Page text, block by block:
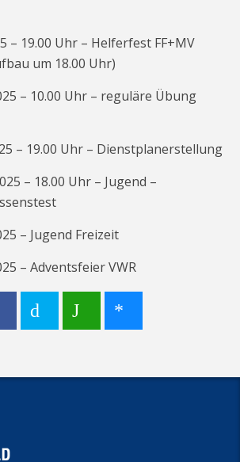
– 19.00 Uhr – Helferfest FF+MV
um 18.00 Uhr)
– 10.00 Uhr – reguläre Übung
– 19.00 Uhr – Dienstplanerstellung
– 18.00 Uhr – Jugend –
– Jugend Freizeit
– Adventsfeier VWR